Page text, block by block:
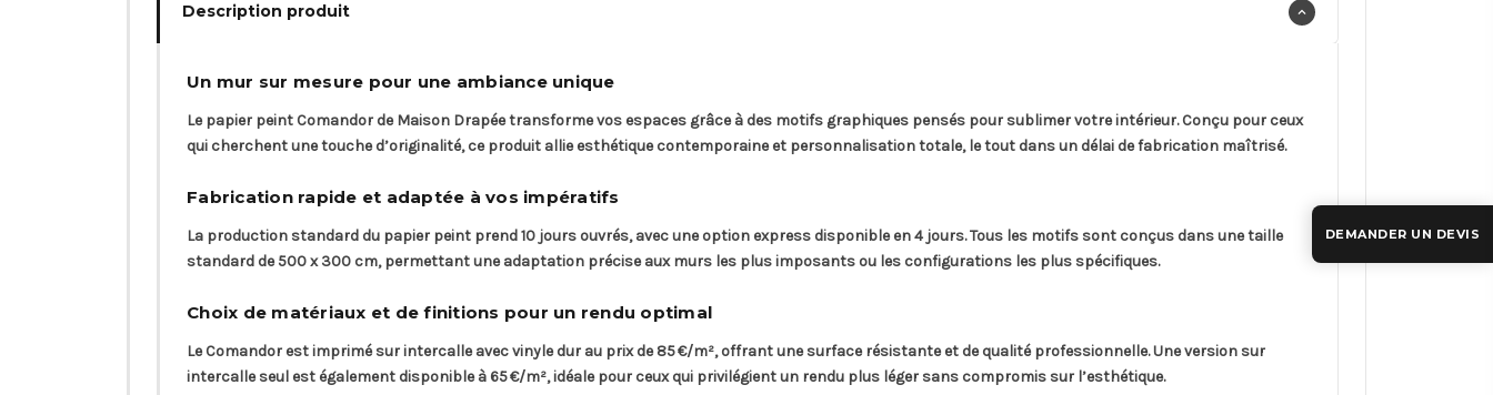
Description produit
Un mur sur mesure pour une ambiance unique
Le papier peint Comandor de Maison Drapée transforme vos espaces grâce à des motifs graphiques pensés pour sublimer votre intérieur. Conçu pour ceux
qui cherchent une touche d’originalité, ce produit allie esthétique contemporaine et personnalisation totale, le tout dans un délai de fabrication maîtrisé.
Fabrication rapide et adaptée à vos impératifs
La production standard du papier peint prend 10 jours ouvrés, avec une option express disponible en 4 jours. Tous les motifs sont conçus dans une taille
standard de 500 x 300 cm, permettant une adaptation précise aux murs les plus imposants ou les configurations les plus spécifiques.
Choix de matériaux et de finitions pour un rendu optimal
Le Comandor est imprimé sur intercalle avec vinyle dur au prix de 85 €/m², offrant une surface résistante et de qualité professionnelle. Une version sur
intercalle seul est également disponible à 65 €/m², idéale pour ceux qui privilégient un rendu plus léger sans compromis sur l’esthétique.
DEMANDER UN DEVIS